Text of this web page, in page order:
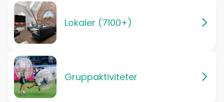
Lokaler (7100+)
Gruppaktiviteter